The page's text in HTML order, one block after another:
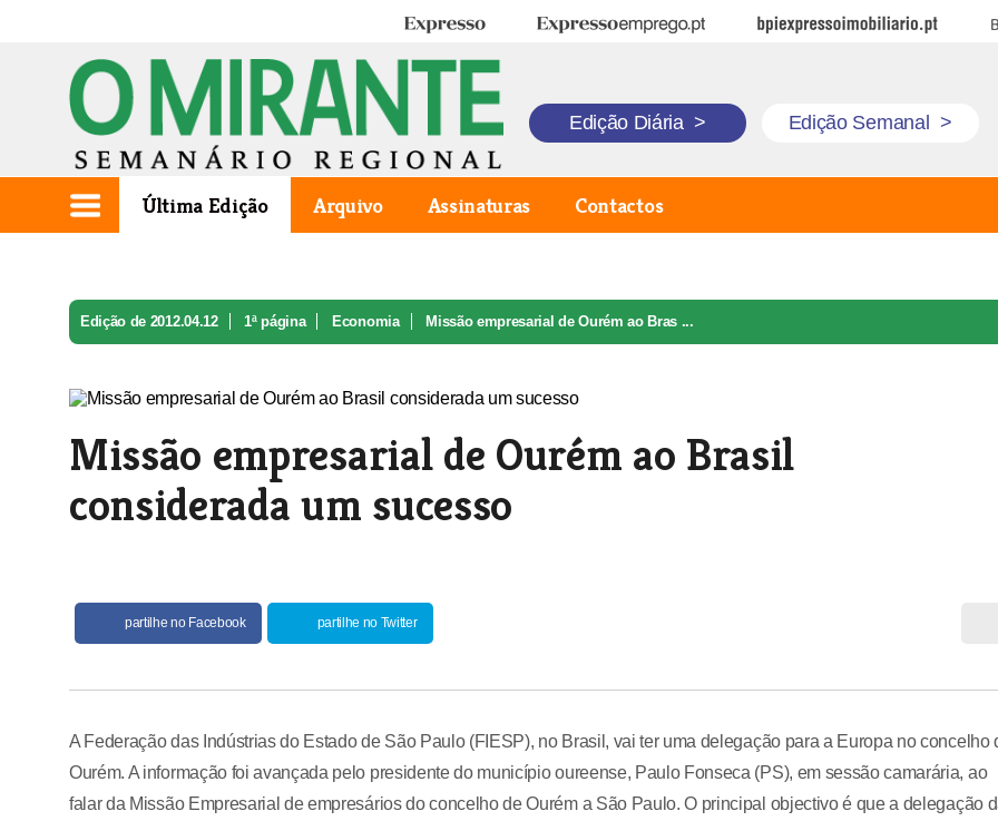
Expresso Expresso Emprego BPI Expresso Imobiliário
Edição Diária > Edição Semanal >
Última Edição Arquivo Assinaturas Contactos
Edição de 2012.04.12 1ª página Economia Missão empresarial de Ourém ao Bras ...
Missão empresarial de Ourém ao Brasil
considerada um sucesso
partilhe no Facebook partilhe no Twitter
A Federação das Indústrias do Estado de São Paulo (FIESP), no Brasil, vai ter uma delegação para a Europa no concelho
Ourém. A informação foi avançada pelo presidente do município oureense, Paulo Fonseca (PS), em sessão camarária, ao
falar da Missão Empresarial de empresários do concelho de Ourém a São Paulo. O principal objectivo é que a delegação